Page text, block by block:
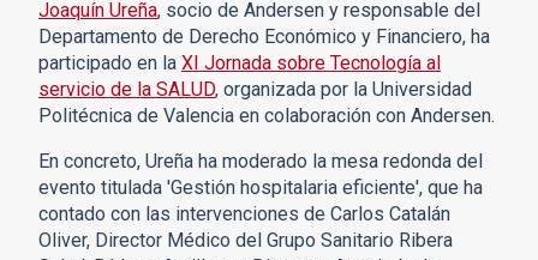
Joaquín Ureña, socio de Andersen y responsable del
Departamento de Derecho Económico y Financiero, ha
participado en la XI Jornada sobre Tecnología al
servicio de la SALUD, organizada por la Universidad
Politécnica de Valencia en colaboración con Andersen.
En concreto, Ureña ha moderado la mesa redonda del
evento titulada 'Gestión hospitalaria eficiente', que ha
contado con las intervenciones de Carlos Catalán
Oliver, Director Médico del Grupo Sanitario Ribera